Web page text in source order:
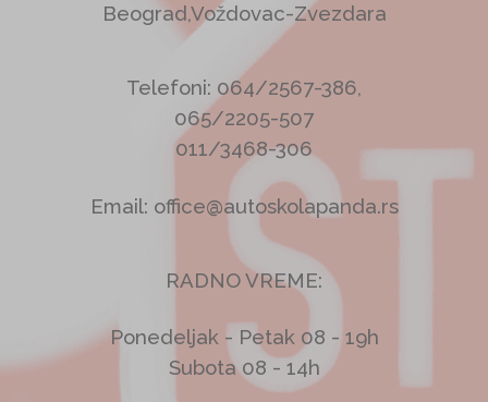
Beograd,Voždovac-Zvezdara
Telefoni: 064/2567-386,
065/2205-507
011/3468-306
Email: office@autoskolapanda.rs
RADNO VREME:
Ponedeljak - Petak 08 - 19h
Subota 08 - 14h